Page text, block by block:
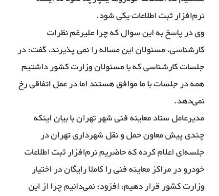
نرم‌افزار ثبت اطلاعات یکی شود.
وی در پاسخ به این سوال که چرا علیرغم نظرات
کارشناسی، مسئولان این مساله را نمی پذیرند، گفت: در
جلسات کارشناسی که با مسئولان وزارت کشور داشتیم
همه در جلسات با ما موافق هستند اما در عمل اتفاقی رخ
نمی‌دهد.
مدیرعامل ستاد معاینه فنی شهر تهران با بیان اینکه
چندی پیش معاون حمل و نقل شهرداری تهران در
جلسه‌ای اعلام کرده که حاضریم نرم‌افزار ثبت اطلاعات
خودرو در مراکز معاینه فنی را کاملا رایگان در اختیار
وزارت کشور قرار دهیم، افزود: نمی‌دانیم چرا از این